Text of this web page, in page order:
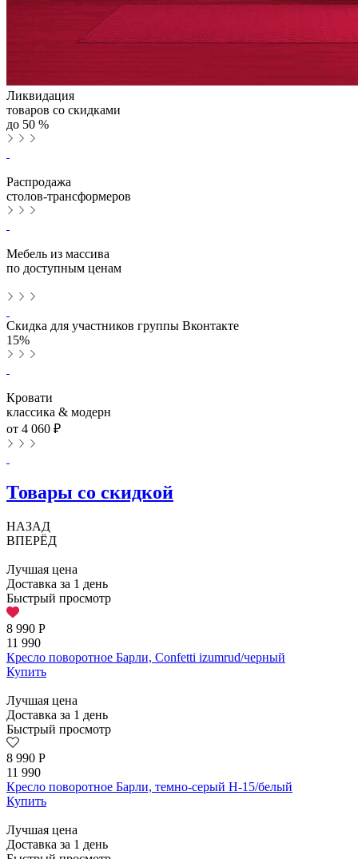
Ликвидация
товаров со скидками
до 50 %
Распродажа
столов-трансформеров
Мебель из массива
по доступным ценам
Скидка для участников группы Вконтакте
15%
Кровати
классика & модерн
от 4 060 ₽
Товары со скидкой
НАЗАД
ВПЕРЁД
Лучшая цена
Доставка за 1 день
Быстрый просмотр
8 990 Р
11 990
Кресло поворотное Барли, Confetti izumrud/черный
Купить
Лучшая цена
Доставка за 1 день
Быстрый просмотр
8 990 Р
11 990
Кресло поворотное Барли, темно-серый H-15/белый
Купить
Лучшая цена
Доставка за 1 день